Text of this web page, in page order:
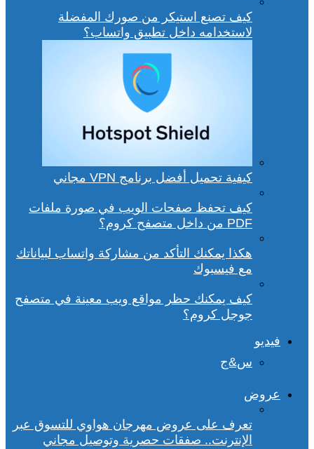
كيف تصنع استيكر من صورك المفضلة
لاستخدامه داخل تطبيق واتساب؟
كيفية تحميل أفضل برنامج VPN مجاني
كيف تحفظ صفحات الويب في صورة ملفات
PDF من داخل متصفح كروم؟
هكذا يمكنك التأكد من مشاركة واتساب لبياناتك
مع فيسبوك
كيف يمكنك حظر مواقع ويب معينة في متصفح
جوجل كروم؟
فيديو
س&ج
عروض
تعرف على عروض مهرجان هواوي للتسوق عبر
الإنترنت.. صفقات حصرية وتوصيل مجاني